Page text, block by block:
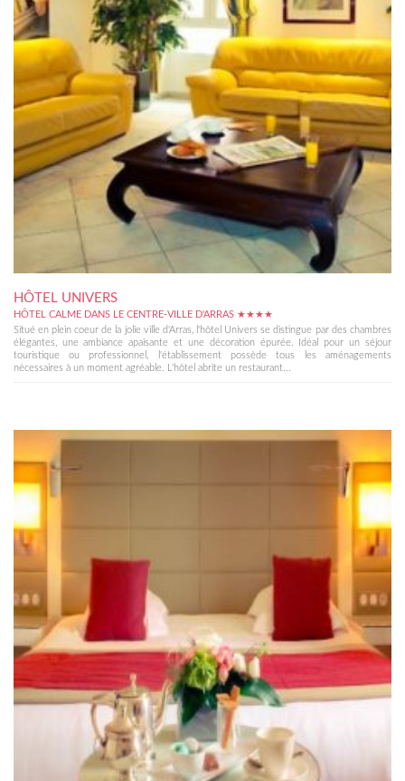
HÔTEL UNIVERS
HÔTEL CALME DANS LE CENTRE-VILLE D'ARRAS ★★★★
Situé en plein coeur de la jolie ville d'Arras, l'hôtel Univers se distingue par des chambres
élégantes, une ambiance apaisante et une décoration épurée. Idéal pour un séjour
touristique ou professionnel, l'établissement possède tous les aménagements
nécessaires à un moment agréable. L'hôtel abrite un restaurant...